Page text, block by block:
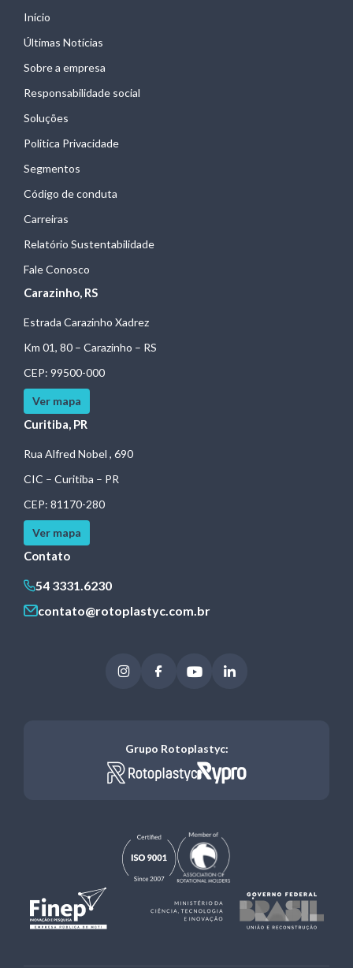
Início
Últimas Notícias
Sobre a empresa
Responsabilidade social
Soluções
Politica Privacidade
Segmentos
Código de conduta
Carreiras
Relatório Sustentabilidade
Fale Conosco
Carazinho, RS
Estrada Carazinho Xadrez
Km 01, 80 – Carazinho – RS
CEP: 99500-000
Ver mapa
Curitiba, PR
Rua Alfred Nobel , 690
CIC – Curitiba – PR
CEP: 81170-280
Ver mapa
Contato
54 3331.6230
contato@rotoplastyc.com.br
InstagramFacebookYoutubeLinkedIn
Grupo Rotoplastyc: